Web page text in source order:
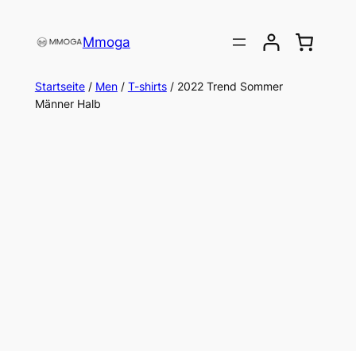
wechseln
Mmoga
Startseite/ Men/ T-shirts/ 2022 Trend Sommer
Männer Halb